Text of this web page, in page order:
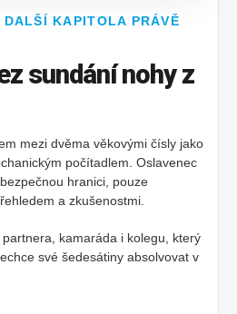
KAPITOLA PRÁVĚ
sundání nohy z
mezi dvěma věkovými čísly jako
počítadlem. Oslavenec
hranici, pouze
a zkušenostmi.
kamaráda i kolegu, který
své šedesátiny absolvovat v